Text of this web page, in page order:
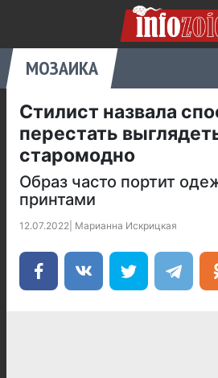
МОЗАИКА
Стилист назвала
перестать
старомодно
Образ часто портит
принтами
12.07.2022 Марианна Искрицкая